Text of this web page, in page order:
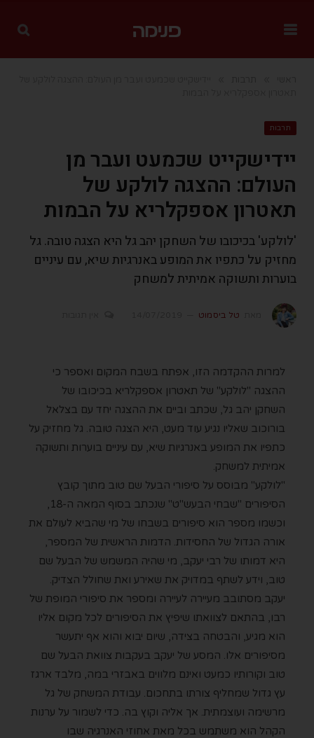
תרבות
יידישקייט שכמעט ועבר מן
העולם: ההצגה לולקע של
תאטרון אספקלריא על הבמות
'לולקע' בכיכובו של השחקן יהב גל היא הצגה טובה. גל
מחזיק על כתפיו את המופע באנרגיות שיא, עם עיניים
בוערות ותשוקה אמיתית למשחק
טל ביסמוט
למרות ההקדמה הזו, אפתח בשבח המקום ואספר כי
ההצגה "לולקע" של תאטרון אספקלריא בכיכובו של
השחקן יהב גל, שכתב וביים את ההצגה יחד עם בצלאל
בורוכוב שאליו נגיע עוד מעט, היא הצגה טובה. גל מחזיק על
כתפיו את המופע באנרגיות שיא, עם עיניים בוערות ותשוקה
אמיתית למשחק.
"לולקע" מבוסס על סיפורי הבעל שם טוב מתוך קובץ
הסיפורים "שבחי הבעש"ט" שנכתב בסוף המאה ה-18,
וכשמו מספר הוא סיפורים בשבחו של מי שהביא לעולם את
אורה הגדול של החסידות. הדמות הראשית של המספר,
היא דמותו של רבי יעקב, מי שהיה המשמש של הבעל שם
טוב, וידע לשתף במדויק את שאירע ואת שחולל הצדיק.
יעקב מסתובב מעיירה לעיירה ומספר את סיפורי המופת של
רבו, בהתאם לצוואתו שיפיץ את הסיפורים לכל מקום אליו
הוא מגיע, והבטחה בצידה, שיום יבוא והוא אף יתעשר
מסיפורים אלו. המסע של יעקב בעקבות צוואת הבעל שם
טוב וקורותיו כמעט ואינם מלווים באבזרי במה, מלבד ארגז
עץ גדול שמחליף צורתו בתחכום. עבודת המשחק של גל
מרשימה ועוצמתית. אך אליה וקוץ בה. כדי לשמור על ערנות
הקהל הוא משתמש בכל מאת אחוזי האנרגיה שבו